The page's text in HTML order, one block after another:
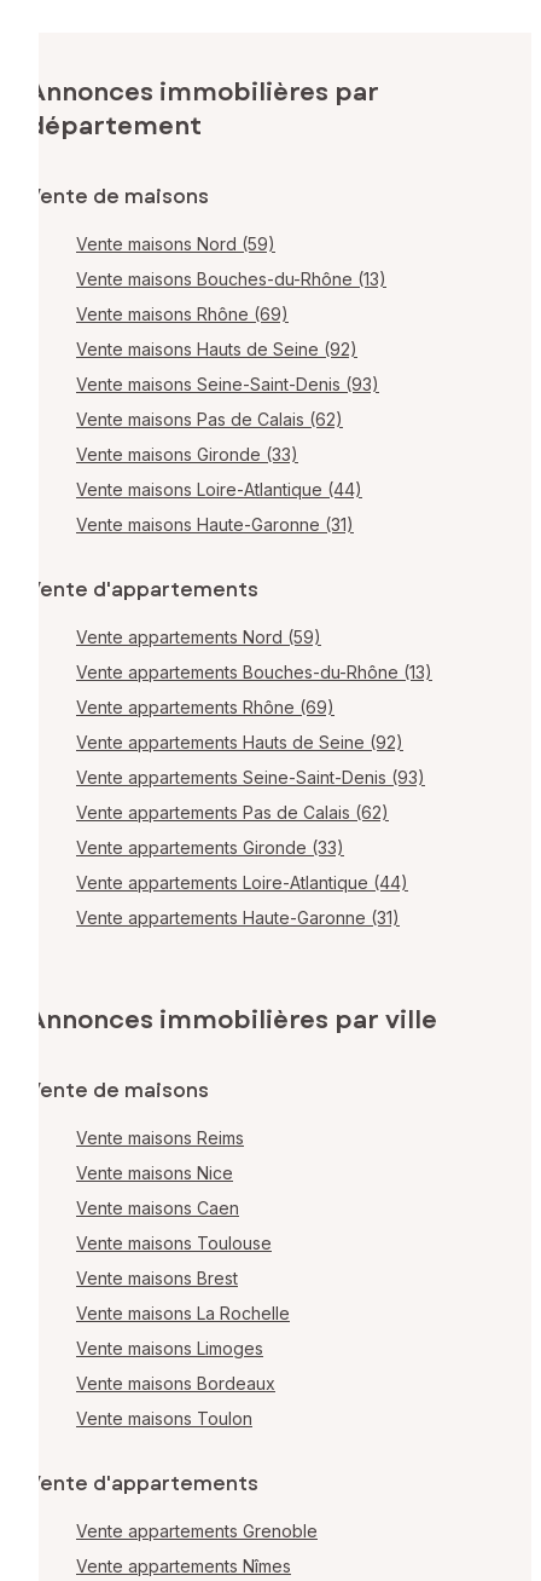
Annonces immobilières par
département
Vente de maisons
Vente maisons Nord (59)
Vente maisons Bouches-du-Rhône (13)
Vente maisons Rhône (69)
Vente maisons Hauts de Seine (92)
Vente maisons Seine-Saint-Denis (93)
Vente maisons Pas de Calais (62)
Vente maisons Gironde (33)
Vente maisons Loire-Atlantique (44)
Vente maisons Haute-Garonne (31)
Vente d'appartements
Vente appartements Nord (59)
Vente appartements Bouches-du-Rhône (13)
Vente appartements Rhône (69)
Vente appartements Hauts de Seine (92)
Vente appartements Seine-Saint-Denis (93)
Vente appartements Pas de Calais (62)
Vente appartements Gironde (33)
Vente appartements Loire-Atlantique (44)
Vente appartements Haute-Garonne (31)
Annonces immobilières par ville
Vente de maisons
Vente maisons Reims
Vente maisons Nice
Vente maisons Caen
Vente maisons Toulouse
Vente maisons Brest
Vente maisons La Rochelle
Vente maisons Limoges
Vente maisons Bordeaux
Vente maisons Toulon
Vente d'appartements
Vente appartements Grenoble
Vente appartements Nîmes